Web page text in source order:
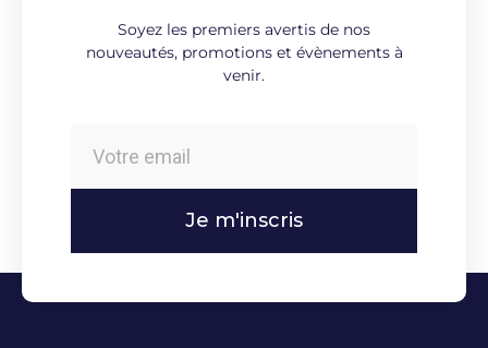
Soyez les premiers avertis de nos
nouveautés, promotions et évènements à
venir.
Je m'inscris